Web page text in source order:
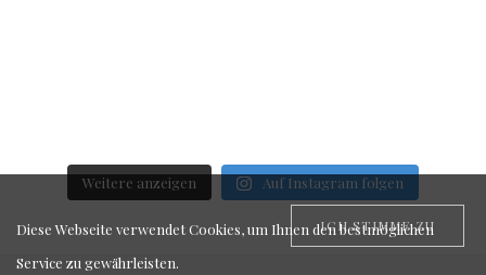
Weitere anzeigen Auf Instagram folgen
ICH STIMME ZU
Diese Webseite verwendet Cookies, um Ihnen den bestmöglichen
Service zu gewährleisten.